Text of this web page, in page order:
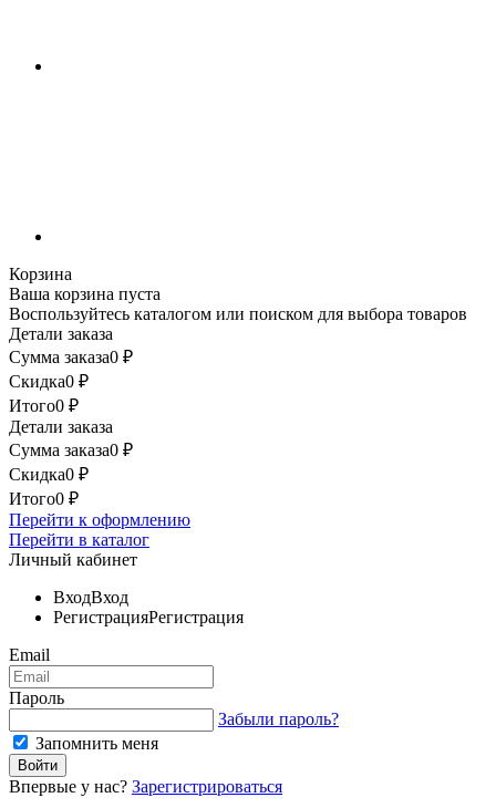
Корзина
Ваша корзина пуста
Воспользуйтесь каталогом или поиском для выбора товаров
Детали заказа
Сумма заказа0 ₽
Скидка0 ₽
Итого0 ₽
Детали заказа
Сумма заказа0 ₽
Скидка0 ₽
Итого0 ₽
Перейти к оформлению
Перейти в каталог
Личный кабинет
ВходВход
РегистрацияРегистрация
Email
Пароль
Забыли пароль?
Запомнить меня
Впервые у нас? Зарегистрироваться